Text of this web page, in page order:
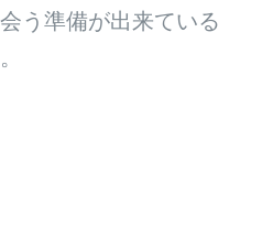
う準備が出来ている